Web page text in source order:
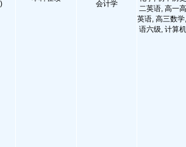
会计学
二英语, 高一
英语, 高三数
语六级, 计算